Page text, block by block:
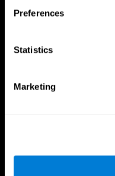
Preferences
Statistics
Marketing